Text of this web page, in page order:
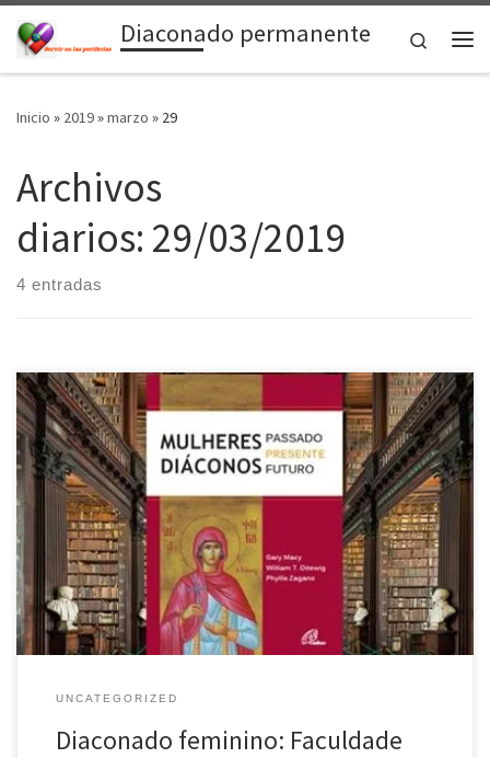
Saltar al contenidoDiaconado permanente
Search
Inicio » 2019»marzo » 29
Archivos
diarios: 29/03/2019
4 entradas
Correspondente: Mario Henrique Pinto “O diaconado feminino –
Uma questão em aberto” é o tema do debate que a Universidade
Católica vai acolher a 10 de abril, numa sessão que inclui a
apresentação do livro “Mulheres diáconos – Passado, presente,
futuro”. A iniciativa, que decorre em Lisboa, conta com a […]
UNCATEGORIZED
Diaconado feminino: Faculdade